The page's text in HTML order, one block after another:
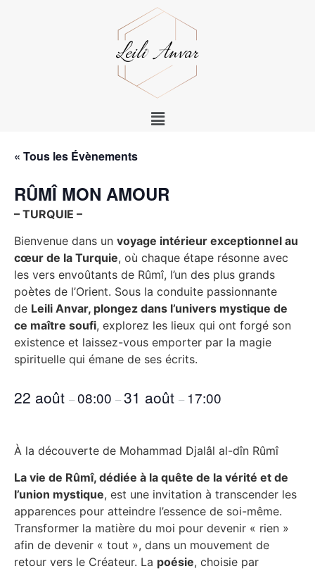
« Tous les Évènements
RÛMÎ MON AMOUR
– TURQUIE –
Bienvenue dans un voyage intérieur exceptionnel au
cœur de la Turquie, où chaque étape résonne avec
les vers envoûtants de Rûmî, l’un des plus grands
poètes de l’Orient. Sous la conduite passionnante
de Leili Anvar, plongez dans l’univers mystique de
ce maître soufi, explorez les lieux qui ont forgé son
existence et laissez-vous emporter par la magie
spirituelle qui émane de ses écrits.
22 août –08:00 –31 août – 17:00
À la découverte de Mohammad Djalâl al-dîn Rûmî
La vie de Rûmî, dédiée à la quête de la vérité et de
l’union mystique, est une invitation à transcender les
apparences pour atteindre l’essence de soi-même.
Transformer la matière du moi pour devenir « rien »
afin de devenir « tout », dans un mouvement de
retour vers le Créateur. La poésie, choisie par